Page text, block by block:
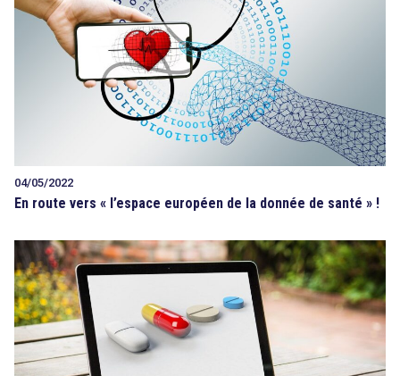
04/05/2022
En route vers « l’espace européen de la donnée de santé » !